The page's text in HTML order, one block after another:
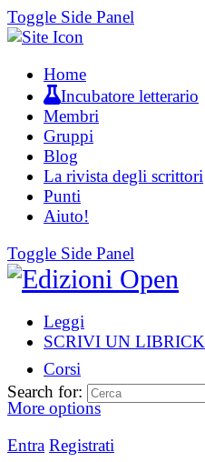
Toggle Side Panel
Home
Incubatore letterario
Membri
Gruppi
Blog
La rivista degli scrittori
Punti
Aiuto!
Toggle Side Panel
Leggi
SCRIVI UN LIBRICK
Corsi
More options
Entra Registrati
Search for: